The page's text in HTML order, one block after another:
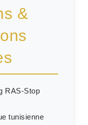
&
RAS-Stop
tunisienne